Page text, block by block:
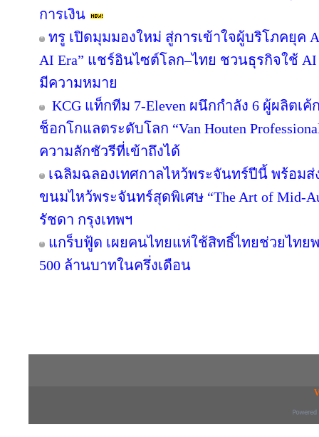
การเงิน
ทรู เปิดมุมมองใหม่ สู่การเข้าใจผู้บริโภคยุค
AI Era” แชร์อินไซต์โลก–ไทย ชวนธุรกิจใช้
มีความหมาย
KCG แท็กทีม 7-Eleven ผนึกกำลัง 6 ผู้ผลิตเ
ช็อกโกแลตระดับโลก “Van Houten
ความลักชัวรีที่เข้าถึงได้
เฉลิมฉลองเทศกาลไหว้พระจันทร์ปีนี้ พร้อม
ขนมไหว้พระจันทร์สุดพิเศษ “The Art of Mid-
รัชดา กรุงเทพฯ
แกร็บฟู้ด เผยคนไทยแห่ใช้สิทธิ์ไทยช่วยไทยพ
500 ล้านบาทในครึ่งเดือน